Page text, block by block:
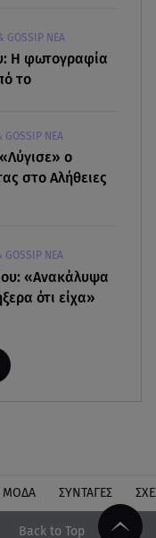
για
GOSSIP ΝΕΑ
Η φωτογραφία
το
GOSSIP ΝΕΑ
ο
στο Αλήθειες
GOSSIP ΝΕΑ
«Ανακάλυψα
ότι είχα»
ΜΟΔΑ ΣΥΝΤΑΓΕΣ
Back to Top